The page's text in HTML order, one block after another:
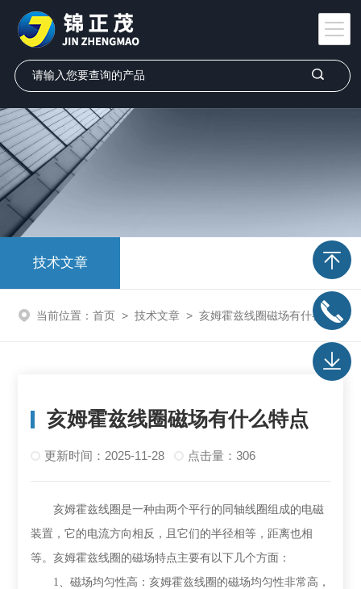
技术文章
当前位置： 首页 > 技术文章 > 亥姆霍兹线圈磁场有什么特点
亥姆霍兹线圈磁场有什么特点
更新时间：2025-11-28 点击量：306
亥姆霍兹线圈是一种由两个平行的同轴线圈组成的电磁
装置，它的电流方向相反，且它们的半径相等，距离也相
等。亥姆霍兹线圈的磁场特点主要有以下几个方面：
1、磁场均匀性高：亥姆霍兹线圈的磁场均匀性非常高，